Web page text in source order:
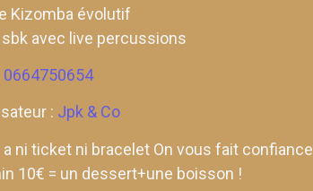
Kizomba évolutif
avec live percussions
0664750654
: Jpk & Co
a ni ticket ni bracelet On vous fait confiance
10€ = un dessert+une boisson !